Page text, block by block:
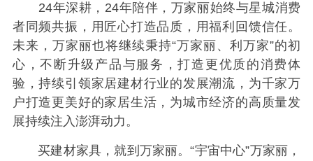
24年深耕，24年陪伴，万家丽始终与星城消费
者同频共振，用匠心打造品质，用福利回馈信任。
未来，万家丽也将继续秉持“万家丽、利万家”的初
心，不断升级产品与服务，打造更优质的消费体
验，持续引领家居建材行业的发展潮流，为千家万
户打造更美好的家居生活，为城市经济的高质量发
展持续注入澎湃动力。
买建材家具，就到万家丽。“宇宙中心”万家丽，